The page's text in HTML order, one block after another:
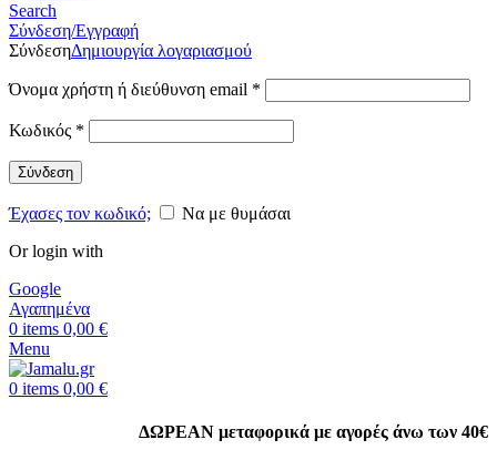
Search
Σύνδεση/Εγγραφή
ΣύνδεσηΔημιουργία λογαριασμού
Όνομα χρήστη ή διεύθυνση email *
Κωδικός *
Σύνδεση
Έχασες τον κωδικό;
Να με θυμάσαι
Or login with
Google
Αγαπημένα
0 items 0,00 €
Menu
0 items 0,00 €
ΔΩΡΕΑΝ μεταφορικά με αγορές άνω των 40€